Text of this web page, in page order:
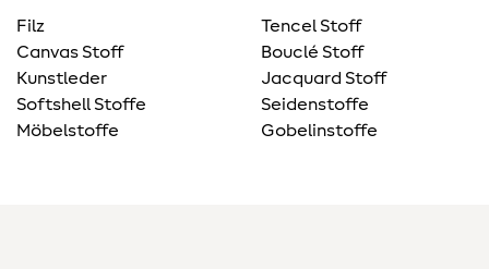
Filz
Canvas Stoff
Kunstleder
Softshell Stoffe
Möbelstoffe
Tencel Stoff
Bouclé Stoff
Jacquard Stoff
Seidenstoffe
Gobelinstoffe